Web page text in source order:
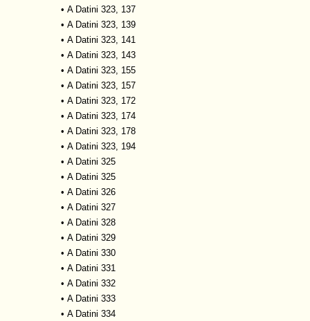
• A Datini 323, 137
• A Datini 323, 139
• A Datini 323, 141
• A Datini 323, 143
• A Datini 323, 155
• A Datini 323, 157
• A Datini 323, 172
• A Datini 323, 174
• A Datini 323, 178
• A Datini 323, 194
• A Datini 325
• A Datini 325
• A Datini 326
• A Datini 327
• A Datini 328
• A Datini 329
• A Datini 330
• A Datini 331
• A Datini 332
• A Datini 333
• A Datini 334